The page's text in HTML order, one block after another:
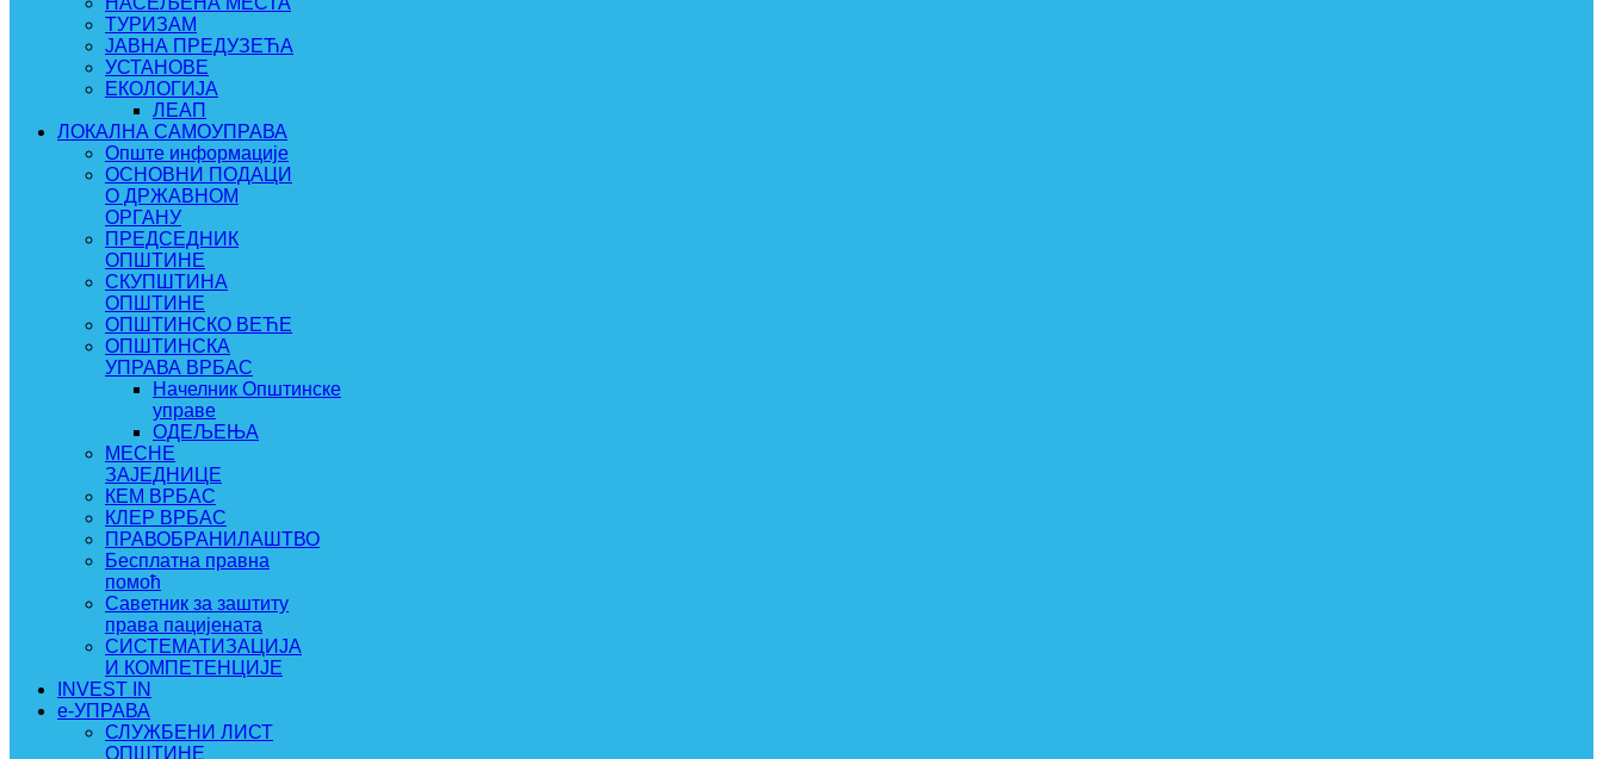
ТУРИЗАМ
ЈАВНА ПРЕДУЗЕЋА
УСТАНОВЕ
ЕКОЛОГИЈА
ЛЕАП
ЛОКАЛНА САМОУПРАВА
Опште информације
ОСНОВНИ ПОДАЦИ
О ДРЖАВНОМ
ОРГАНУ
ПРЕДСЕДНИК
ОПШТИНЕ
СКУПШТИНА
ОПШТИНЕ
ОПШТИНСКО ВЕЋЕ
ОПШТИНСКА
УПРАВА ВРБАС
Начелник Општинске
управе
ОДЕЉЕЊА
МЕСНЕ
ЗАЈЕДНИЦЕ
КЕМ ВРБАС
КЛЕР ВРБАС
ПРАВОБРАНИЛАШТВО
Бесплатна правна
помоћ
Саветник за заштиту
права пацијената
СИСТЕМАТИЗАЦИЈА
И КОМПЕТЕНЦИЈЕ
INVEST IN
e-УПРАВА
СЛУЖБЕНИ ЛИСТ
ОПШТИНЕ